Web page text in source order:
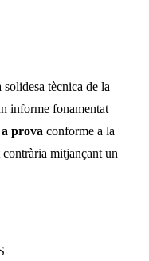
tècnica de la
informe fonamentat
prova conforme a la
mitjançant un